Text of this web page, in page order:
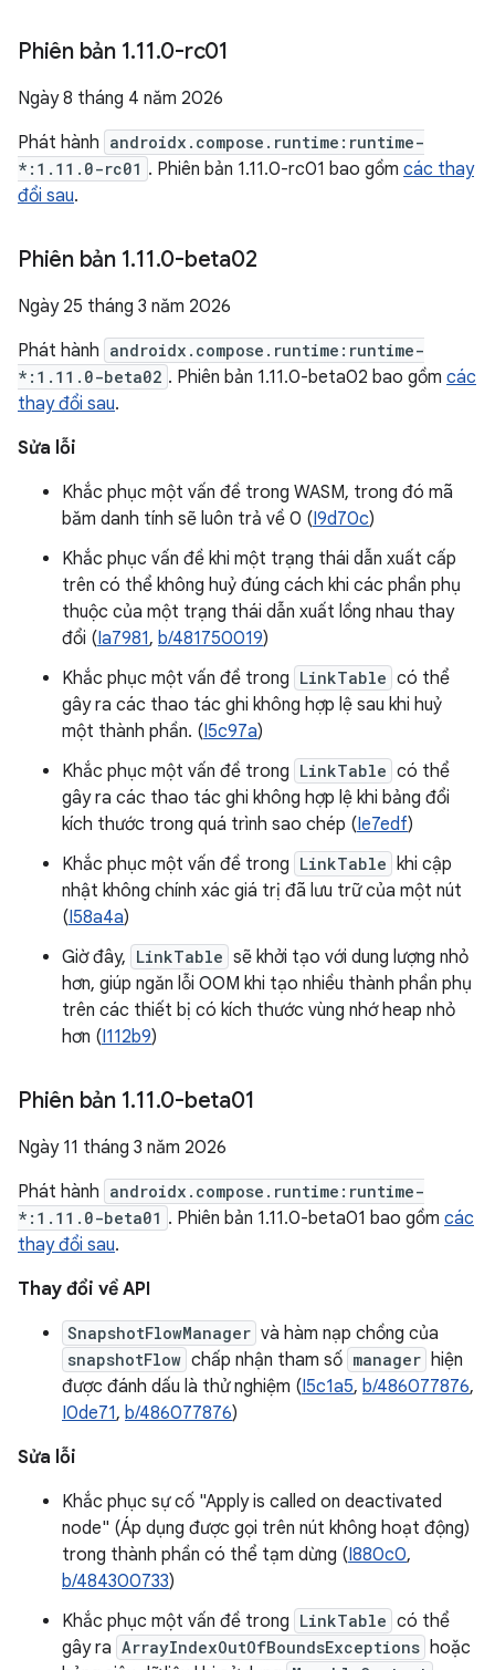
Phiên bản 1.11.0-rc01
Ngày 8 tháng 4 năm 2026
Phát hành androidx.compose.runtime:runtime-
*:1.11.0-rc01 . Phiên bản 1.11.0-rc01 bao gồm các thay
đổi sau.
Phiên bản 1.11.0-beta02
Ngày 25 tháng 3 năm 2026
Phát hành androidx.compose.runtime:runtime-
*:1.11.0-beta02 . Phiên bản 1.11.0-beta02 bao gồm các
thay đổi sau.
Sửa lỗi
Khắc phục một vấn đề trong WASM, trong đó mã
băm danh tính sẽ luôn trả về 0 (I9d70c)
Khắc phục vấn đề khi một trạng thái dẫn xuất cấp
trên có thể không huỷ đúng cách khi các phần phụ
thuộc của một trạng thái dẫn xuất lồng nhau thay
đổi (Ia7981, b/481750019)
Khắc phục một vấn đề trong LinkTable có thể
gây ra các thao tác ghi không hợp lệ sau khi huỷ
một thành phần. (I5c97a)
Khắc phục một vấn đề trong LinkTable có thể
gây ra các thao tác ghi không hợp lệ khi bảng đổi
kích thước trong quá trình sao chép (Ie7edf)
Khắc phục một vấn đề trong LinkTable khi cập
nhật không chính xác giá trị đã lưu trữ của một nút
(I58a4a)
Giờ đây, LinkTable sẽ khởi tạo với dung lượng nhỏ
hơn, giúp ngăn lỗi OOM khi tạo nhiều thành phần phụ
trên các thiết bị có kích thước vùng nhớ heap nhỏ
hơn (I112b9)
Phiên bản 1.11.0-beta01
Ngày 11 tháng 3 năm 2026
Phát hành androidx.compose.runtime:runtime-
*:1.11.0-beta01 . Phiên bản 1.11.0-beta01 bao gồm các
thay đổi sau.
Thay đổi về API
SnapshotFlowManager và hàm nạp chồng của
snapshotFlow chấp nhận tham số manager hiện
được đánh dấu là thử nghiệm (I5c1a5, b/486077876,
I0de71, b/486077876)
Sửa lỗi
Khắc phục sự cố "Apply is called on deactivated
node" (Áp dụng được gọi trên nút không hoạt động)
trong thành phần có thể tạm dừng (I880c0,
b/484300733)
Khắc phục một vấn đề trong LinkTable có thể
gây ra ArrayIndexOutOfBoundsExceptions hoặc